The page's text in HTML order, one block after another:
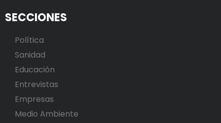
SECCIONES
Política
Sanidad
Educación
Entrevistas
Empresas
Medio Ambiente